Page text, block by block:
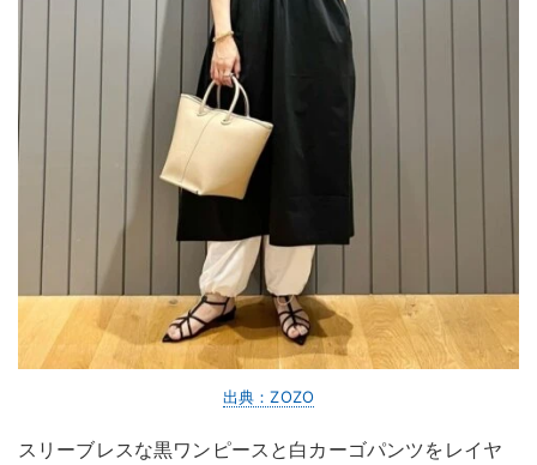
出典：ZOZO
スリーブレスな黒ワンピースと白カーゴパンツをレイヤ